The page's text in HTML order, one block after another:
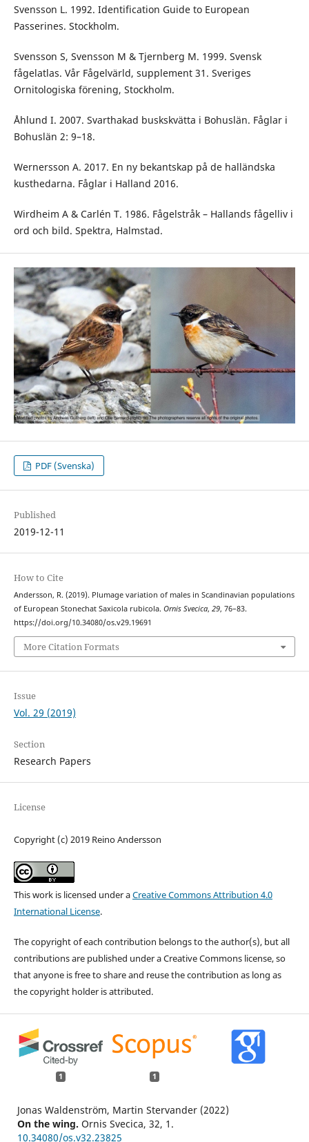
Svensson L. 1992. Identification Guide to European
Passerines. Stockholm.
Svensson S, Svensson M & Tjernberg M. 1999. Svensk
fågelatlas. Vår Fågelvärld, supplement 31. Sveriges
Ornitologiska förening, Stockholm.
Åhlund I. 2007. Svarthakad buskskvätta i Bohuslän. Fåglar i
Bohuslän 2: 9–18.
Wernersson A. 2017. En ny bekantskap på de halländska
kusthedarna. Fåglar i Halland 2016.
Wirdheim A & Carlén T. 1986. Fågelstråk – Hallands fågelliv i
ord och bild. Spektra, Halmstad.
PDF (Svenska)
Published
2019-12-11
How to Cite
Andersson, R. (2019). Plumage variation of males in Scandinavian populations
of European Stonechat Saxicola rubicola. Ornis Svecica, 29, 76–83.
https://doi.org/10.34080/os.v29.19691
More Citation Formats
Issue
Vol. 29 (2019)
Section
Research Papers
License
Copyright (c) 2019 Reino Andersson
This work is licensed under aCreative Commons Attribution 4.0
International License.
The copyright of each contribution belongs to the author(s), but all
contributions are published under a Creative Commons license, so
that anyone is free to share and reuse the contribution as long as
the copyright holder is attributed.
1 1
Jonas Waldenström, Martin Stervander (2022)
On the wing. Ornis Svecica, 32, 1.
10.34080/os.v32.23825